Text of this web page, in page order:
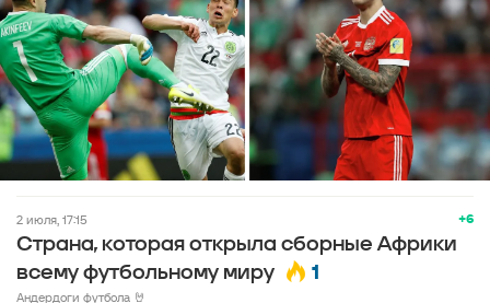
+6
2 июля, 17:15
Страна, которая открыла сборные Африки
всему футбольному миру
1
Андердоги футбола 🤘